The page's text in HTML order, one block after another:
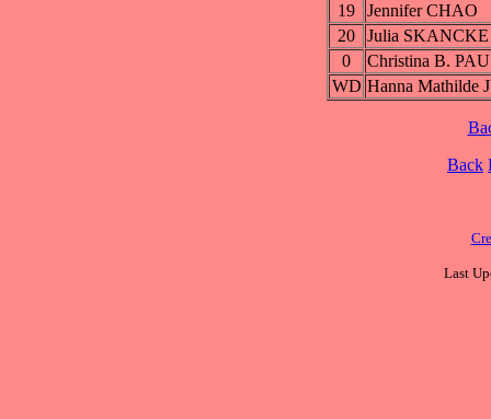
19
Jennifer CHAO
20
Julia SKANCKE
0
Christina B.
WD Hanna Mathilde
Back
Last